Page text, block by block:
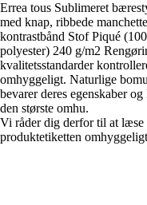
Errea tous Sublimeret
med knap, ribbede
kontrastbånd Stof Piqué
polyester) 240 g/m2
kvalitetsstandarder
omhyggeligt. Naturlige
bevarer deres egenskaber
den største omhu.
Vi råder dig derfor til at læse
produktetiketten